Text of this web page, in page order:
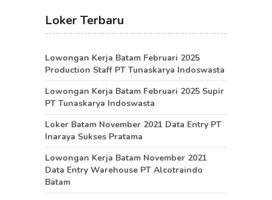
Loker Terbaru
Lowongan Kerja Batam Februari 2025
Production Staff PT Tunaskarya Indoswasta
Lowongan Kerja Batam Februari 2025 Supir
PT Tunaskarya Indoswasta
Loker Batam November 2021 Data Entry PT
Inaraya Sukses Pratama
Lowongan Kerja Batam November 2021
Data Entry Warehouse PT Alcotraindo
Batam